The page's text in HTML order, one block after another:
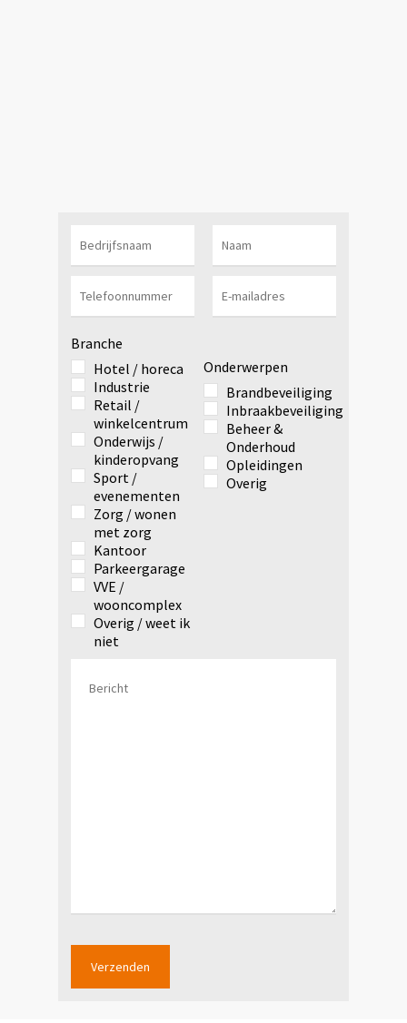
Branche
Hotel / horeca
Industrie
Retail /
winkelcentrum
Onderwijs /
kinderopvang
Sport /
evenementen
Zorg / wonen
met zorg
Kantoor
Parkeergarage
VVE /
wooncomplex
Overig / weet ik
niet
Onderwerpen
Brandbeveiliging
Inbraakbeveiliging
Beheer &
Onderhoud
Opleidingen
Overig